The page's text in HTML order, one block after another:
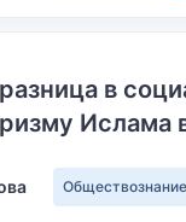
в
Ислама
Обществознание